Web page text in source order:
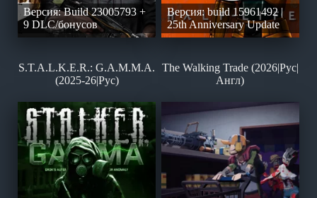
Версия: Build 23005793 +
9 DLC/бонусов
Версия: build 15961492 |
25th Anniversary Update
S.T.A.L.K.E.R.: G.A.M.M.A.
(2025-26|Рус)
The Walking Trade (2026|Рус|
Англ)